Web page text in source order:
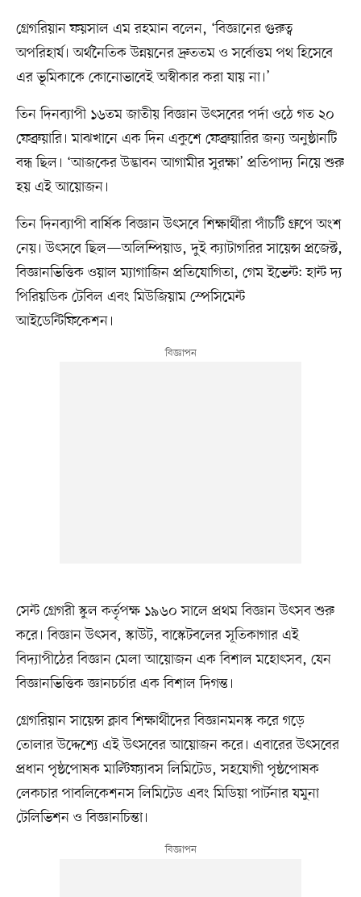
গ্রেগরিয়ান ফয়সাল এম রহমান বলেন, ‘বিজ্ঞানের গুরুত্ব
অপরিহার্য। অর্থনৈতিক উন্নয়নের দ্রুততম ও সর্বোত্তম পথ হিসেবে
এর ভূমিকাকে কোনোভাবেই অস্বীকার করা যায় না।’
তিন দিনব্যাপী ১৬তম জাতীয় বিজ্ঞান উৎসবের পর্দা ওঠে গত ২০
ফেব্রুয়ারি। মাঝখানে এক দিন একুশে ফেব্রুয়ারির জন্য অনুষ্ঠানটি
বন্ধ ছিল। ‘আজকের উদ্ভাবন আগামীর সুরক্ষা’ প্রতিপাদ্য নিয়ে শুরু
হয় এই আয়োজন।
তিন দিনব্যাপী বার্ষিক বিজ্ঞান উৎসবে শিক্ষার্থীরা পাঁচটি গ্রুপে অংশ
নেয়। উৎসবে ছিল—অলিম্পিয়াড, দুই ক্যাটাগরির সায়েন্স প্রজেক্ট,
বিজ্ঞানভিত্তিক ওয়াল ম্যাগাজিন প্রতিযোগিতা, গেম ইভেন্ট: হান্ট দ্য
পিরিয়ডিক টেবিল এবং মিউজিয়াম স্পেসিমেন্ট
আইডেন্টিফিকেশন।
সেন্ট গ্রেগরী স্কুল কর্তৃপক্ষ ১৯৬০ সালে প্রথম বিজ্ঞান উৎসব শুরু
করে। বিজ্ঞান উৎসব, স্কাউট, বাস্কেটবলের সূতিকাগার এই
বিদ্যাপীঠের বিজ্ঞান মেলা আয়োজন এক বিশাল মহোৎসব, যেন
বিজ্ঞানভিত্তিক জ্ঞানচর্চার এক বিশাল দিগন্ত।
গ্রেগরিয়ান সায়েন্স ক্লাব শিক্ষার্থীদের বিজ্ঞানমনস্ক করে গড়ে
তোলার উদ্দেশ্যে এই উৎসবের আয়োজন করে। এবারের উৎসবের
প্রধান পৃষ্ঠপোষক মাল্টিফ্যাবস লিমিটেড, সহযোগী পৃষ্ঠপোষক
লেকচার পাবলিকেশনস লিমিটেড এবং মিডিয়া পার্টনার যমুনা
টেলিভিশন ও বিজ্ঞানচিন্তা।